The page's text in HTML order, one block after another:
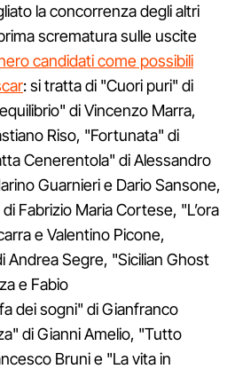
la concorrenza degli altri
scrematura sulle uscite
candidati come possibili
: si tratta di "Cuori puri" di
di Vincenzo Marra,
Riso, "Fortunata" di
Cenerentola" di Alessandro
Guarnieri e Dario Sansone,
Fabrizio Maria Cortese, "L’ora
e Valentino Picone,
Andrea Segre, "Sicilian Ghost
e Fabio
dei sogni" di Gianfranco
di Gianni Amelio, "Tutto
Bruni e "La vita in